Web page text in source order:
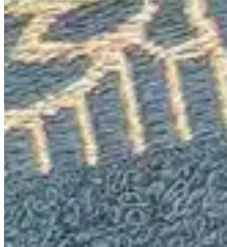
Informações
Contato
Cupons e Cashback
Ouvidoria
Política de Frete
Política de Privacidade
Programa de Afiliados & Influencers
Quem somos
Reclame Aqui
Trocas e Devoluções
Fale com a gente
(16) 98208-5091
contato@lindacasa.com.br
Horário de atendimento
seg. a sex. das 8h às 17h
Siga a Linda Casa
facebook
instagram
youtube
Pagamento